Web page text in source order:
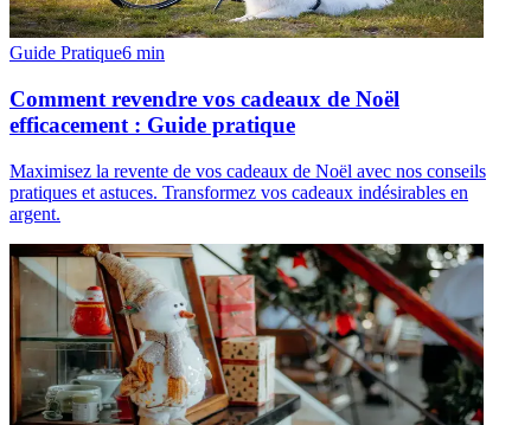
Guide Pratique6 min
Comment revendre vos cadeaux de Noël
efficacement : Guide pratique
Maximisez la revente de vos cadeaux de Noël avec nos conseils
pratiques et astuces. Transformez vos cadeaux indésirables en
argent.